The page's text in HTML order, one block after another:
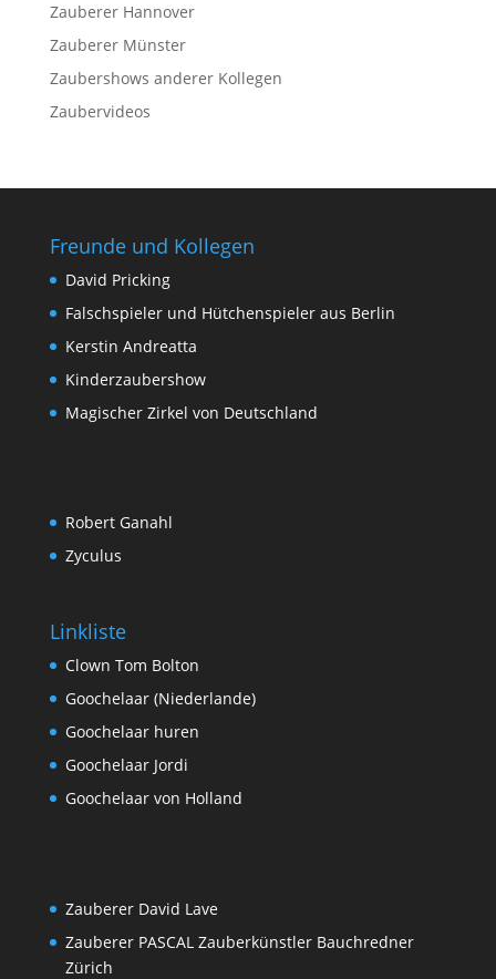
Zauberer Hannover
Zauberer Münster
Zaubershows anderer Kollegen
Zaubervideos
Freunde und Kollegen
David Pricking
Falschspieler und Hütchenspieler aus Berlin
Kerstin Andreatta
Kinderzaubershow
Magischer Zirkel von Deutschland
Robert Ganahl
Zyculus
Linkliste
Clown Tom Bolton
Goochelaar (Niederlande)
Goochelaar huren
Goochelaar Jordi
Goochelaar von Holland
Zauberer David Lave
Zauberer PASCAL Zauberkünstler Bauchredner
Zürich